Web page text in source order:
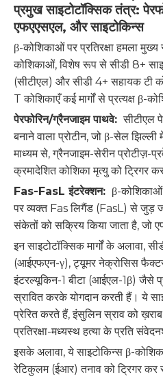
प्रमुख साइटोटॉक्सिक तंत्र:
एफएएसएल, और साइटोकिन्स
β-कोशिकाओं पर प्रतिरक्षा हमला
कोशिकाओं, विशेष रूप से सीडी 8+
(सीटीएल) और सीडी 4+ सहायक टी
T कोशिकाएँ कई मार्गों से प्रत्यक्ष β-
पेरफोरिन/ग्रैनजाइम पाथवे: सीटीएल
बनाने वाला प्रोटीन, जो β-सेल
माध्यम से, ग्रैनजाइम-सेरीन प्रोटीज़-
क्रमादेशित कोशिका मृत्यु को ट्रिगर
Fas-FasL इंटरेक्शन: β-
पर व्यक्त Fas लिगैंड (FasL) से जुड़
संकेतों को सक्रिय किया जाता है, जो
इन साइटोटॉक्सिक मार्गों के अलावा,
(आईएफएन-γ), ट्यूमर नेक्रोसिस
इंटरल्यूकिन-1 बीटा (आईएल-1β) जैसे
स्रावित करके योगदान करती हैं। ये
प्रेरित करते हैं, इंसुलिन स्राव को
प्रतिरक्षा-मध्यस्थ हत्या के प्रति
इसके अलावा, ये साइटोकिन्स β-
रेटिकुलम (ईआर) तनाव को ट्रिगर